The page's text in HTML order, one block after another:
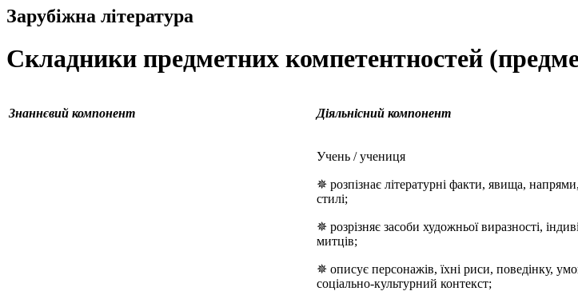
Зарубіжна література
Складники предметних компетентностей
Знаннєвий компонент Діяльнісний компонент
Учень / учениця
✵ розпізнає літературні факти, явища,
стилі;
✵ розрізняє засоби художньої виразності,
митців;
✵ описує персонажів, їхні риси, поведінку,
соціально-культурний контекст;